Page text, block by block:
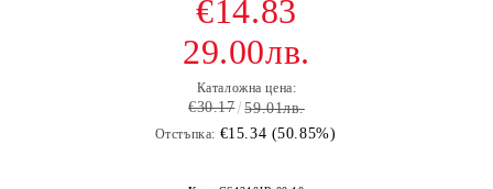
€14.83
29.00лв.
Каталожна цена:
€30.17 59.01лв.
Отстъпка: €15.34 (50.85%)